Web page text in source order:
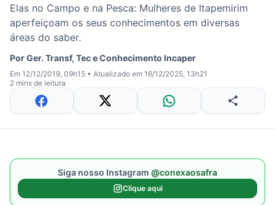
Elas no Campo e na Pesca: Mulheres de Itapemirim
aperfeiçoam os seus conhecimentos em diversas
áreas do saber.
PorGer. Transf, Tec e Conhecimento Incaper
Em 12/12/2019, 09h15 • Atualizado em 16/12/2025, 13h21
2 mins de leitura
Siga nosso Instagram @conexaosafra
Clique aqui